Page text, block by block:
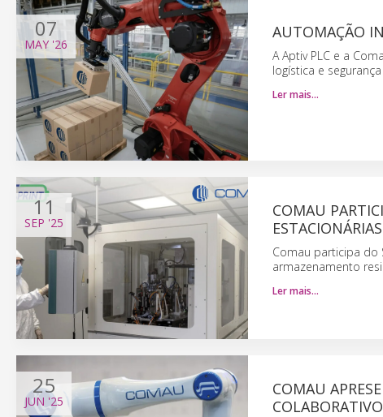
07
MAY '26
AUTOMAÇÃO
A Aptiv PLC e a
logística e
Ler mais…
11
SEP '25
COMAU
ESTACIONÁRIAS
Comau participa do
armazenamento
Ler mais…
25
JUN '25
COMAU